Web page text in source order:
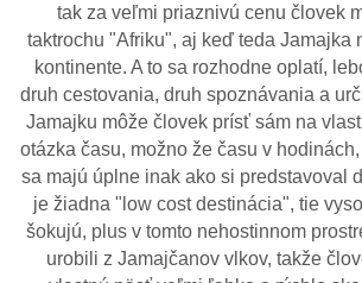
tak za veľmi priaznivú cenu človek
taktrochu "Afriku", aj keď teda Jamajka
kontinente. A to sa rozhodne oplatí,
druh cestovania, druh spoznávania a
Jamajku môže človek prísť sám na
otázka času, možno že času v
sa majú úplne inak ako si predstavoval
je žiadna "low cost destinácia", tie
šokujú, plus v tomto nehostinnom
urobili z Jamajčanov vlkov, takže